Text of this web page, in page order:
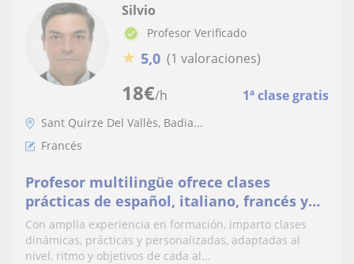
18€/h 1ª clase gratis
Silvio
Profesor Verificado
★ 5,0 (1 valoraciones)
Sant Quirze Del Vallès, Badia...
Francés
Profesor multilingüe ofrece clases
prácticas de español, italiano, francés y
catalán para estudiantes y profesionales
Con amplia experiencia en formación, imparto clases
dinámicas, prácticas y personalizadas, adaptadas al
nivel, ritmo y objetivos de cada al...